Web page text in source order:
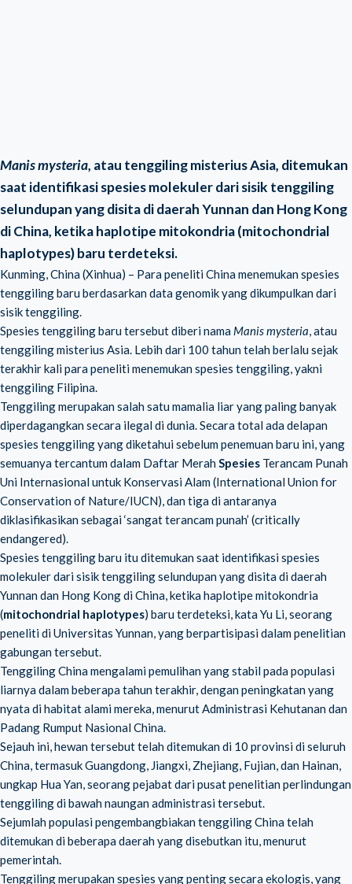
Manis mysteria, atau tenggiling misterius Asia, ditemukan
saat identifikasi spesies molekuler dari sisik tenggiling
selundupan yang disita di daerah Yunnan dan Hong Kong
di China, ketika haplotipe mitokondria (mitochondrial
haplotypes) baru terdeteksi.
Kunming, China (Xinhua) – Para peneliti China menemukan spesies
tenggiling baru berdasarkan data genomik yang dikumpulkan dari
sisik tenggiling.
Spesies tenggiling baru tersebut diberi nama Manis mysteria, atau
tenggiling misterius Asia. Lebih dari 100 tahun telah berlalu sejak
terakhir kali para peneliti menemukan spesies tenggiling, yakni
tenggiling Filipina.
Tenggiling merupakan salah satu mamalia liar yang paling banyak
diperdagangkan secara ilegal di dunia. Secara total ada delapan
spesies tenggiling yang diketahui sebelum penemuan baru ini, yang
semuanya tercantum dalam Daftar MerahSpesies Terancam Punah
Uni Internasional untuk Konservasi Alam (International Union for
Conservation of Nature/IUCN), dan tiga di antaranya
diklasifikasikan sebagai ‘sangat terancam punah’ (critically
endangered).
Spesies tenggiling baru itu ditemukan saat identifikasi spesies
molekuler dari sisik tenggiling selundupan yang disita di daerah
Yunnan dan Hong Kong di China, ketika haplotipe mitokondria
(mitochondrial haplotypes) baru terdeteksi, kata Yu Li, seorang
peneliti di Universitas Yunnan, yang berpartisipasi dalam penelitian
gabungan tersebut.
Tenggiling China mengalami pemulihan yang stabil pada populasi
liarnya dalam beberapa tahun terakhir, dengan peningkatan yang
nyata di habitat alami mereka, menurut Administrasi Kehutanan dan
Padang Rumput Nasional China.
Sejauh ini, hewan tersebut telah ditemukan di 10 provinsi di seluruh
China, termasuk Guangdong, Jiangxi, Zhejiang, Fujian, dan Hainan,
ungkap Hua Yan, seorang pejabat dari pusat penelitian perlindungan
tenggiling di bawah naungan administrasi tersebut.
Sejumlah populasi pengembangbiakan tenggiling China telah
ditemukan di beberapa daerah yang disebutkan itu, menurut
pemerintah.
Tenggiling merupakan spesies yang penting secara ekologis, yang